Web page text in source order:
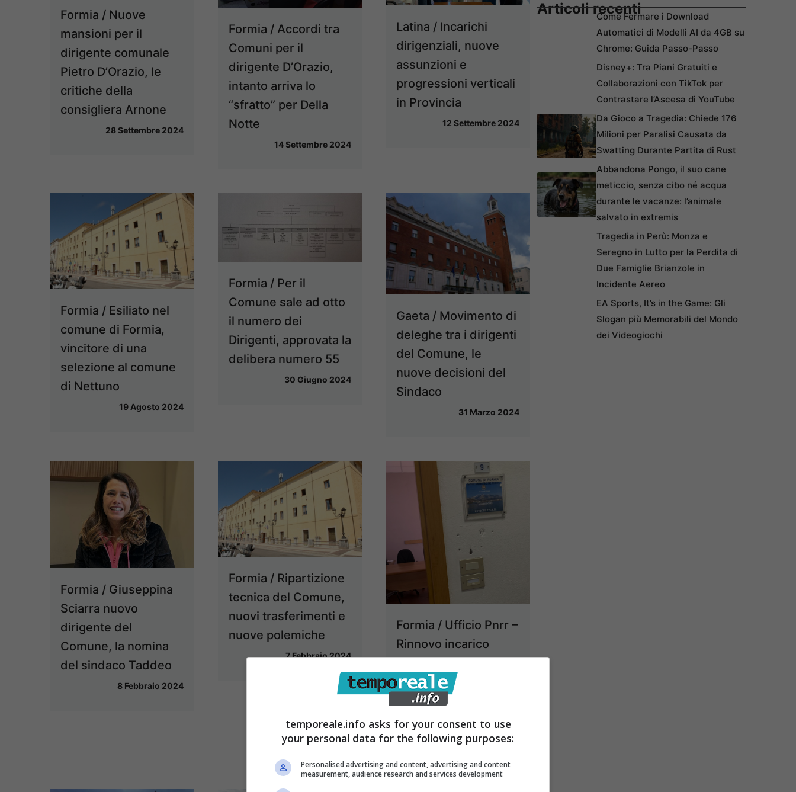
Formia / Nuove
mansioni per il
dirigente comunale
Pietro D’Orazio, le
critiche della
consigliera Arnone
28 Settembre 2024
Formia / Accordi tra
Comuni per il
dirigente D’Orazio,
intanto arriva lo
“sfratto” per Della
Notte
14 Settembre 2024
Latina / Incarichi
dirigenziali, nuove
assunzioni e
progressioni verticali
in Provincia
12 Settembre 2024
Formia / Esiliato nel
comune di Formia,
vincitore di una
selezione al comune
di Nettuno
19 Agosto 2024
Formia / Per il
Comune sale ad otto
il numero dei
Dirigenti, approvata la
delibera numero 55
30 Giugno 2024
Gaeta / Movimento di
deleghe tra i dirigenti
del Comune, le
nuove decisioni del
Sindaco
31 Marzo 2024
Formia / Giuseppina
Sciarra nuovo
dirigente del
Comune, la nomina
del sindaco Taddeo
8 Febbraio 2024
Formia / Ripartizione
tecnica del Comune,
nuovi trasferimenti e
nuove polemiche
7 Febbraio 2024
Formia / Ufficio Pnrr –
Rinnovo incarico
“non si conclude
niente”: parla la
consigliera Arnone
5 Febbraio 2024
Articoli recentiCome Fermare i Download
Automatici di Modelli AI da 4GB su
Chrome: Guida Passo-Passo
Disney+: Tra Piani Gratuiti e
Collaborazioni con TikTok per
Contrastare l’Ascesa di YouTube
Da Gioco a Tragedia: Chiede 176
Milioni per Paralisi Causata da
Swatting Durante Partita di Rust
Abbandona Pongo, il suo cane
meticcio, senza cibo né acqua
durante le vacanze: l’animale
salvato in extremis
Tragedia in Perù: Monza e
Seregno in Lutto per la Perdita di
Due Famiglie Brianzole in
Incidente Aereo
EA Sports, It’s in the Game: Gli
Slogan più Memorabili del Mondo
dei Videogiochi
temporeale.info asks for your consent to use
your personal data for the following purposes:
Personalised advertising and content, advertising and content
measurement, audience research and services development